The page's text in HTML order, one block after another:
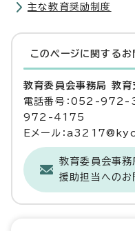
主な教育奨励制度
このページに関する お
教育委員会事務局 教
電話番号：052-972-
972-4175
Eメール：
教育委員会事
援助担当へのお